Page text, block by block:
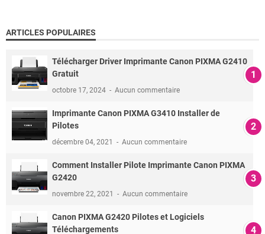
ARTICLES POPULAIRES
Télécharger Driver Imprimante Canon PIXMA G2410
Gratuit
octobre 17, 2024 Aucun commentaire
Imprimante Canon PIXMA G3410 Installer de
Pilotes
décembre 04, 2021 Aucun commentaire
Comment Installer Pilote Imprimante Canon PIXMA
G2420
novembre 22, 2021 Aucun commentaire
Canon PIXMA G2420 Pilotes et Logiciels
Téléchargements